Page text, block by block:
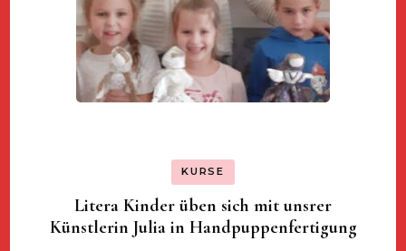
KURSE
Litera Kinder üben sich mit unsrer
Künstlerin Julia in Handpuppenfertigung